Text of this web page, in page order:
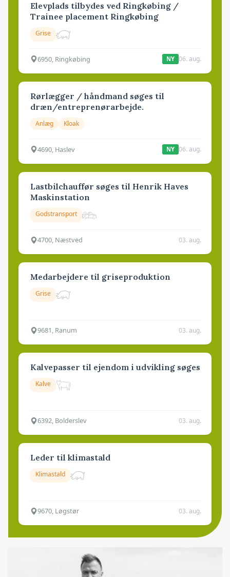
Elevplads tilbydes ved Ringkøbing /
Trainee placement Ringkøbing
Grise
6950, Ringkøbing NY 06. aug.
Rørlægger / håndmand søges til
dræn/entreprenørarbejde.
Anlæg Kloak
4690, Haslev NY 06. aug.
Lastbilchauffør søges til Henrik Haves
Maskinstation
Godstransport
4700, Næstved 03. aug.
Medarbejdere til griseproduktion
Grise
9681, Ranum 03. aug.
Kalvepasser til ejendom i udvikling søges
Kalve
6392, Bolderslev 03. aug.
Leder til klimastald
Klimastald
9670, Løgstør 03. aug.